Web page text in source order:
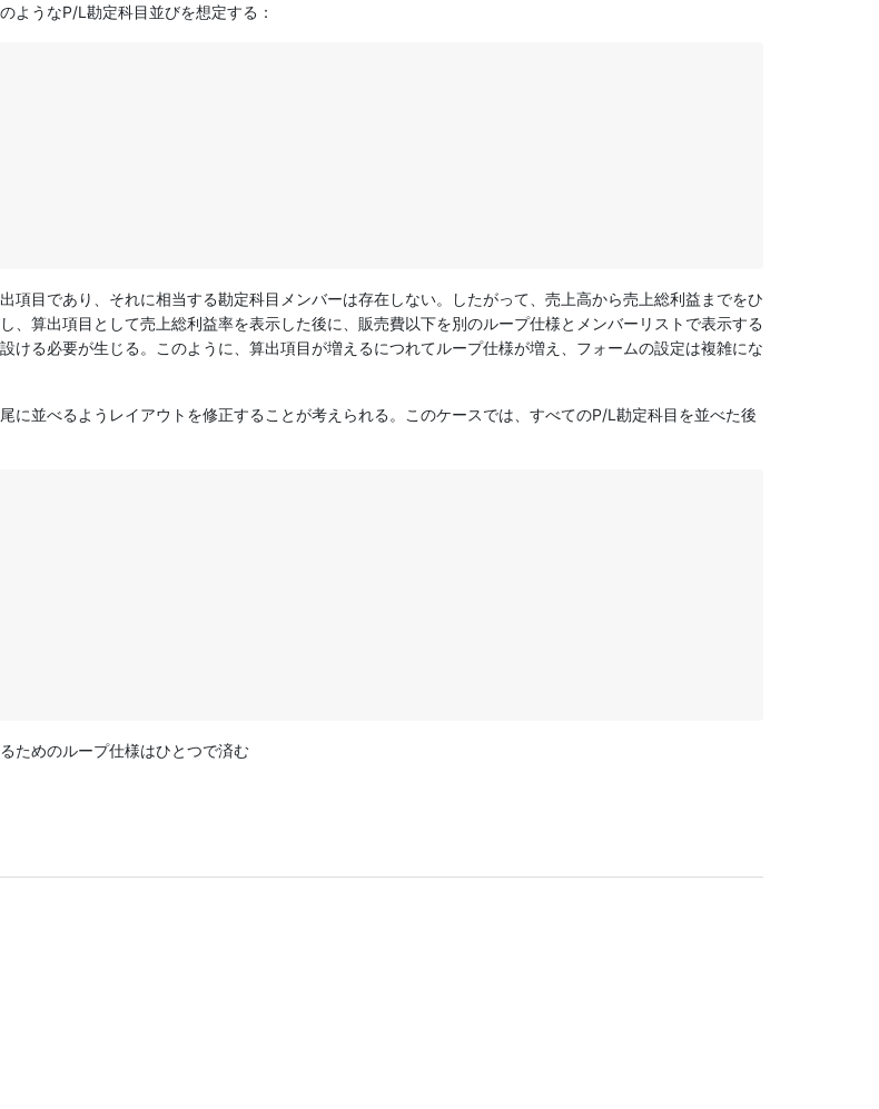
ようなP/L勘定科目並びを想定する：
項目であり、それに相当する勘定科目メンバーは存在しない。したがって、売上高から売上総利益までをひ
、算出項目として売上総利益率を表示した後に、販売費以下を別のループ仕様とメンバーリストで表示する
ける必要が生じる。このように、算出項目が増えるにつれてループ仕様が増え、フォームの設定は複雑にな
に並べるようレイアウトを修正することが考えられる。このケースでは、すべてのP/L勘定科目を並べた後
ためのループ仕様はひとつで済む